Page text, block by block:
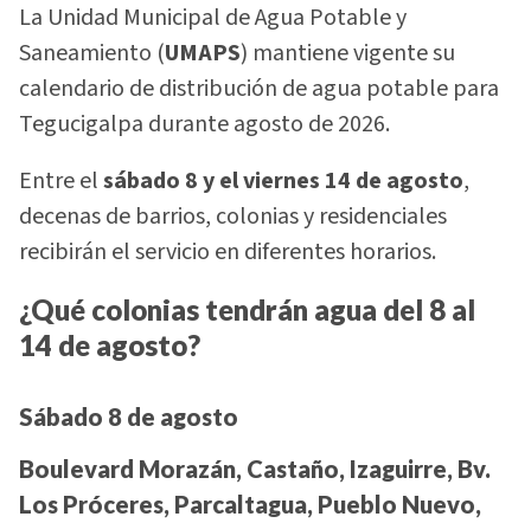
La Unidad Municipal de Agua Potable y
Saneamiento (UMAPS) mantiene vigente su
calendario de distribución de agua potable para
Tegucigalpa durante agosto de 2026.
Entre elsábado 8 y el viernes 14 de agosto,
decenas de barrios, colonias y residenciales
recibirán el servicio en diferentes horarios.
¿Qué colonias tendrán agua del 8 al
14 de agosto?
Sábado 8 de agosto
Boulevard Morazán, Castaño, Izaguirre, Bv.
Los Próceres, Parcaltagua, Pueblo Nuevo,